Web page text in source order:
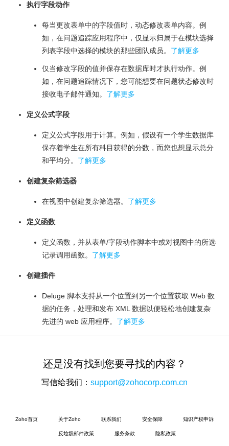
执行字段动作
每当更改表单中的字段值时，动态修改表单内容。例
如，在问题追踪应用程序中，仅显示归属于在模块选择
列表字段中选择的模块的那些团队成员。 了解更多
仅当修改字段的值并保存在数据库时才执行动作。例
如，在问题追踪情况下，您可能想要在问题状态修改时
接收电子邮件通知。 了解更多
定义公式字段
定义公式字段用于计算。例如，假设有一个学生数据库
保存着学生在所有科目获得的分数，而您也想显示总分
和平均分。 了解更多
创建复杂筛选器
在视图中创建复杂筛选器。 了解更多
定义函数
定义函数，并从表单/字段动作脚本中或对视图中的所选
记录调用函数。 了解更多
创建插件
Deluge 脚本支持从一个位置到另一个位置获取 Web 数
据的任务，处理和发布 XML 数据以便轻松地创建复杂
先进的 web 应用程序。 了解更多
还是没有找到您要寻找的内容？
写信给我们： support@zohocorp.com.cn
Zoho首页 关于Zoho 联系我们 安全保障 知识产权申诉
反垃圾邮件政策 服务条款 隐私政策